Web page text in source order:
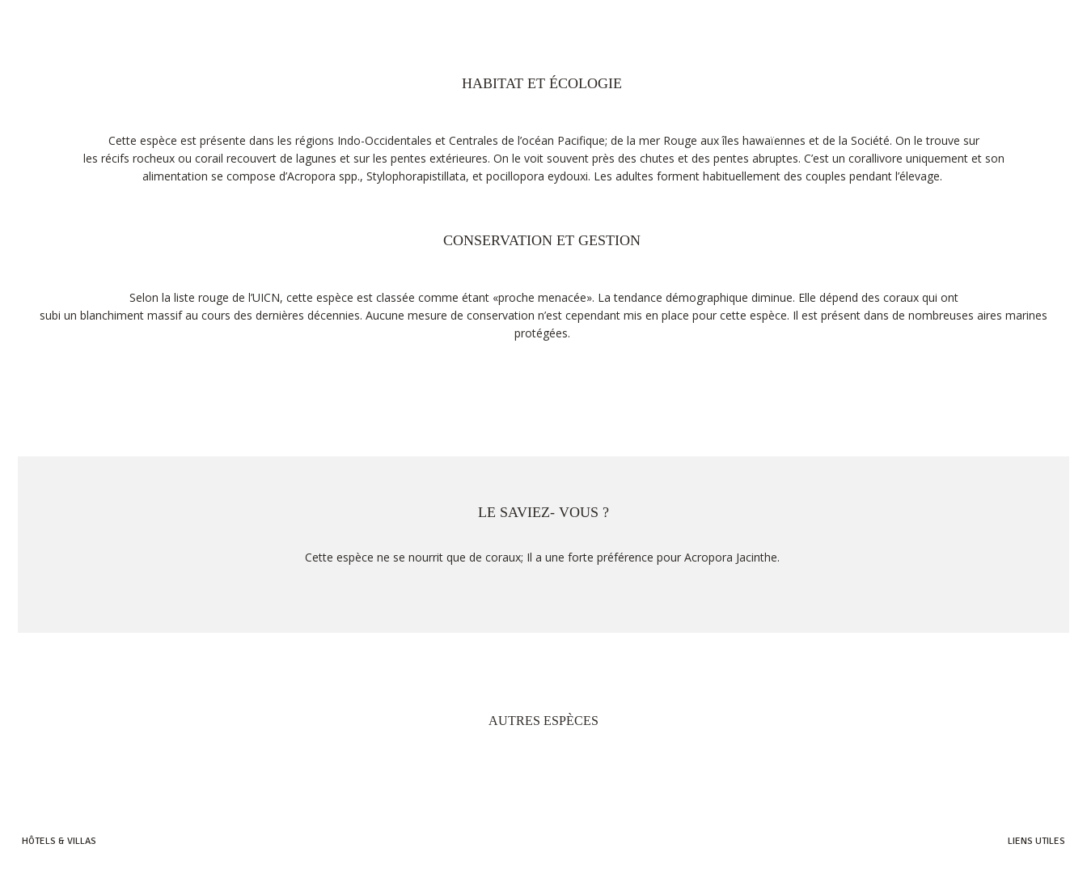
HABITAT ET ÉCOLOGIE
Cette espèce est présente dans les régions Indo-Occidentales et Centrales de l’océan Pacifique; de la mer Rouge aux îles hawaïennes et de la Société. On le trouve sur
les récifs rocheux ou corail recouvert de lagunes et sur les pentes extérieures. On le voit souvent près des chutes et des pentes abruptes. C’est un corallivore uniquement et son
alimentation se compose d’Acropora spp., Stylophorapistillata, et pocillopora eydouxi. Les adultes forment habituellement des couples pendant l’élevage.
CONSERVATION ET GESTION
Selon la liste rouge de l’UICN, cette espèce est classée comme étant «proche menacée». La tendance démographique diminue. Elle dépend des coraux qui ont
subi un blanchiment massif au cours des dernières décennies. Aucune mesure de conservation n’est cependant mis en place pour cette espèce. Il est présent dans de nombreuses aires marines
protégées.
LE SAVIEZ- VOUS ?
Cette espèce ne se nourrit que de coraux; Il a une forte préférence pour Acropora Jacinthe.
AUTRES ESPÈCES
HÔTELS & VILLAS LIENS UTILES